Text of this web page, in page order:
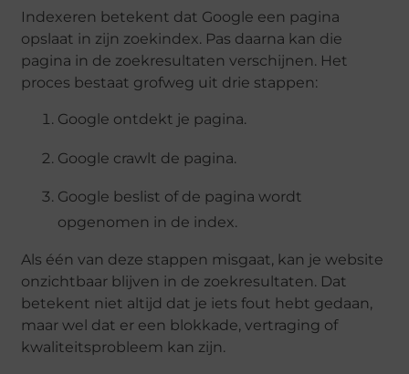
Indexeren betekent dat Google een pagina
opslaat in zijn zoekindex. Pas daarna kan die
pagina in de zoekresultaten verschijnen. Het
proces bestaat grofweg uit drie stappen:
Google ontdekt je pagina.
Google crawlt de pagina.
Google beslist of de pagina wordt
opgenomen in de index.
Als één van deze stappen misgaat, kan je website
onzichtbaar blijven in de zoekresultaten. Dat
betekent niet altijd dat je iets fout hebt gedaan,
maar wel dat er een blokkade, vertraging of
kwaliteitsprobleem kan zijn.